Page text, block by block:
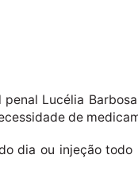
Lucélia
de
dia ou injeção